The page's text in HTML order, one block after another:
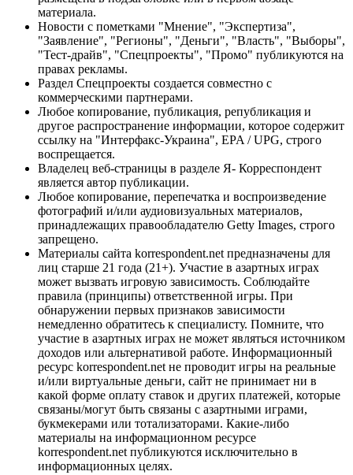
материала.
Новости с пометками "Мнение", "Экспертиза",
"Заявление", "Регионы", "Деньги", "Власть", "Выборы",
"Тест-драйв", "Спецпроекты", "Промо" публикуются на
правах рекламы.
Раздел Спецпроекты создается совместно с
коммерческими партнерами.
Любое копирование, публикация, републикация и
другое распространение информации, которое содержит
ссылку на "Интерфакс-Украина", EPA / UPG, строго
воспрещается.
Владелец веб-страницы в разделе Я- Корреспондент
является автор публикации.
Любое копирование, перепечатка и воспроизведение
фотографий и/или аудиовизуальных материалов,
принадлежащих правообладателю Getty Images, строго
запрещено.
Материалы сайта korrespondent.net предназначены для
лиц старше 21 года (21+). Участие в азартных играх
может вызвать игровую зависимость. Соблюдайте
правила (принципы) ответственной игры. При
обнаружении первых признаков зависимости
немедленно обратитесь к специалисту. Помните, что
участие в азартных играх не может являться источником
доходов или альтернативой работе. Информационный
ресурс korrespondent.net не проводит игры на реальные
и/или виртуальные деньги, сайт не принимает ни в
какой форме оплату ставок и других платежей, которые
связаны/могут быть связаны с азартными играми,
букмекерами или тотализаторами. Какие-либо
материалы на информационном ресурсе
korrespondent.net публикуются исключительно в
информационных целях.